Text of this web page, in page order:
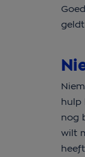
hulp
nog
wilt